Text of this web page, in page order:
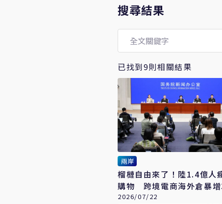
搜尋結果
已找到9則相關結果
兩岸
榴槤自由來了！陸1.4億人
購物 跨境電商海外倉暴
2026/07/22